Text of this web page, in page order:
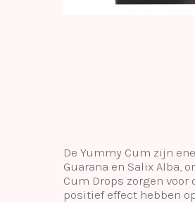
De Yummy Cum zijn
Guarana en Salix Alba,
Cum Drops zorgen
positief effect hebben